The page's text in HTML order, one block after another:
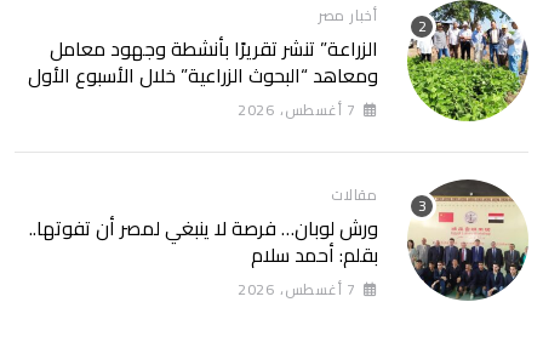
أخبار مصر
الزراعة” تنشر تقريرًا بأنشطة وجهود معامل
ومعاهد “البحوث الزراعية” خلال الأسبوع الأول
من أغسطس 2026
7 أغسطس، 2026
مقالات
ورش لوبان… فرصة لا ينبغي لمصر أن تفوتها..
بقلم: أحمد سلام
7 أغسطس، 2026